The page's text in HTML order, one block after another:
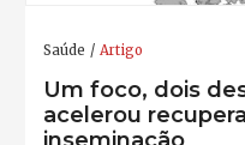
Saúde Artigo
Um foco, dois
acelerou